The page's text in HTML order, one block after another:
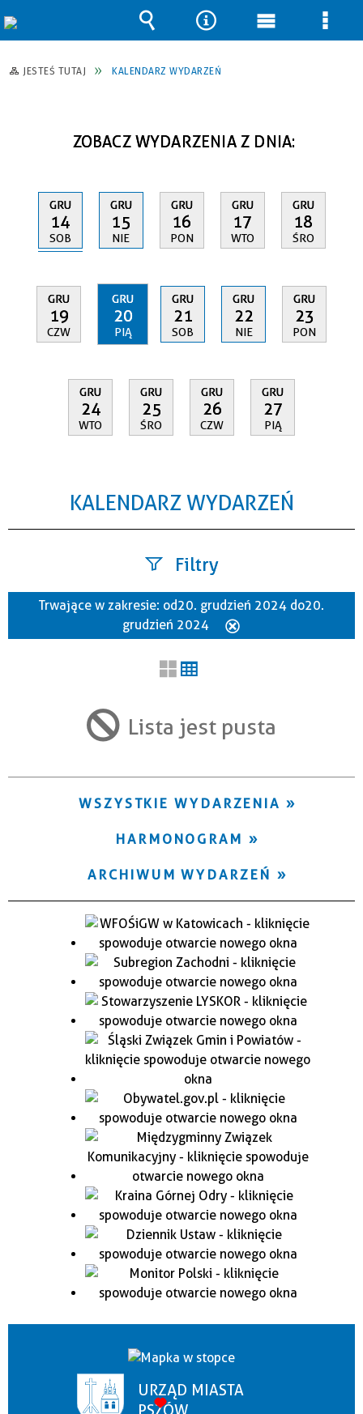
JESTEŚ TUTAJ KALENDARZ WYDARZEŃ
ZOBACZ WYDARZENIA Z DNIA:
GRU
14
SOB
GRU
15
NIE
GRU
16
PON
GRU
17
WTO
GRU
18
ŚRO
GRU
19
CZW
GRU
20
PIĄ
GRU
21
SOB
GRU
22
NIE
GRU
23
PON
GRU
24
WTO
GRU
25
ŚRO
GRU
26
CZW
GRU
27
PIĄ
KALENDARZ WYDARZEŃ
Filtry
Szukana fraza
Trwające w zakresie
Trwające w zakresie: od 20. grudzień 2024 do 20.
grudzień 2024
Lista jest pusta
WSZYSTKIE WYDARZENIA
HARMONOGRAM
ARCHIWUM WYDARZEŃ
URZĄD MIASTA
Wyszukiwarka
Narzędzia
Menu Menu